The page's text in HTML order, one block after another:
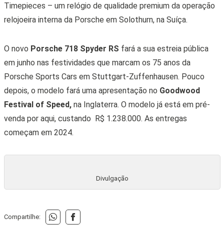
Timepieces – um relógio de qualidade premium da operação
relojoeira interna da Porsche em Solothurn, na Suíça.
O novo Porsche 718 Spyder RS fará a sua estreia pública
em junho nas festividades que marcam os 75 anos da
Porsche Sports Cars em Stuttgart-Zuffenhausen. Pouco
depois, o modelo fará uma apresentação no Goodwood
Festival of Speed,na Inglaterra. O modelo já está em pré-
venda por aqui, custando R$ 1.238.000. As entregas
começam em 2024.
Divulgação
Compartilhe: